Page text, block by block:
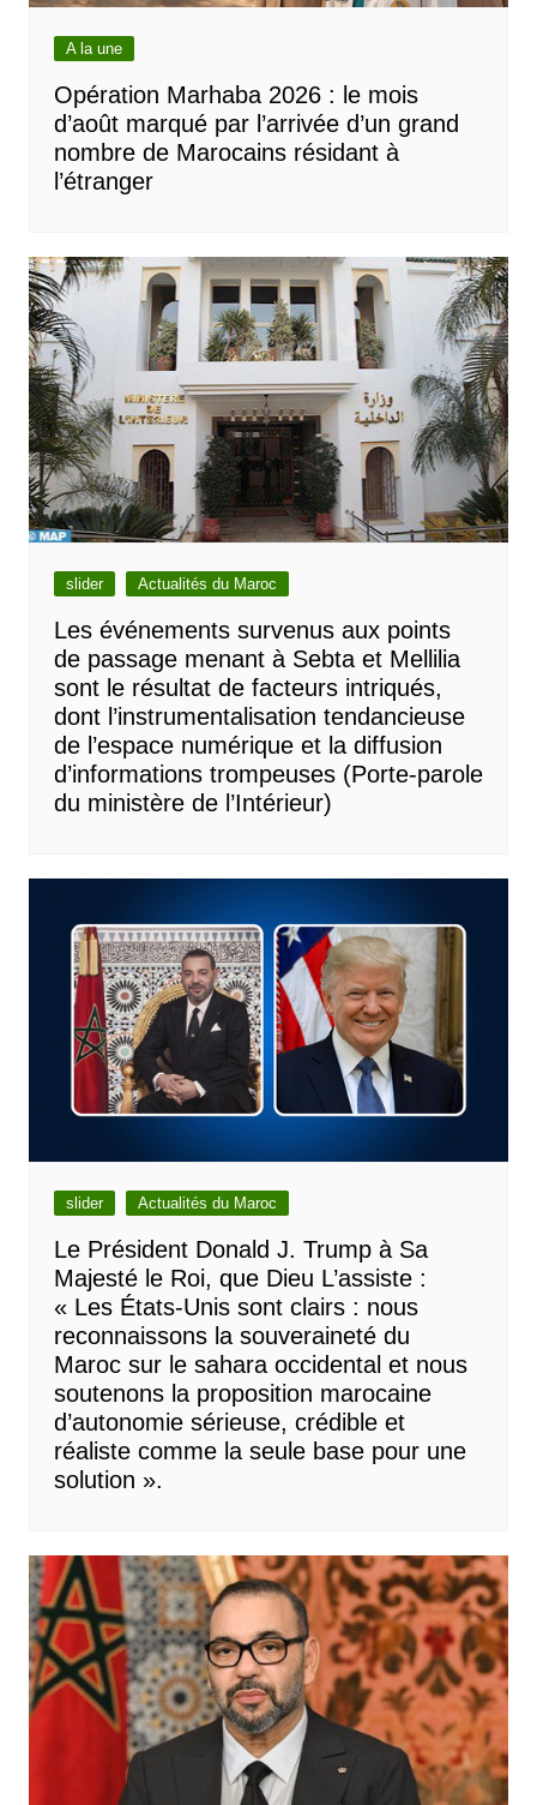
A la une
Opération Marhaba 2026 : le mois
d’août marqué par l’arrivée d’un grand
nombre de Marocains résidant à
l’étranger
slider Actualités du Maroc
Les événements survenus aux points
de passage menant à Sebta et Mellilia
sont le résultat de facteurs intriqués,
dont l’instrumentalisation tendancieuse
de l’espace numérique et la diffusion
d’informations trompeuses (Porte-parole
du ministère de l’Intérieur)
slider Actualités du Maroc
Le Président Donald J. Trump à Sa
Majesté le Roi, que Dieu L’assiste :
« Les États-Unis sont clairs : nous
reconnaissons la souveraineté du
Maroc sur le sahara occidental et nous
soutenons la proposition marocaine
d’autonomie sérieuse, crédible et
réaliste comme la seule base pour une
solution ».